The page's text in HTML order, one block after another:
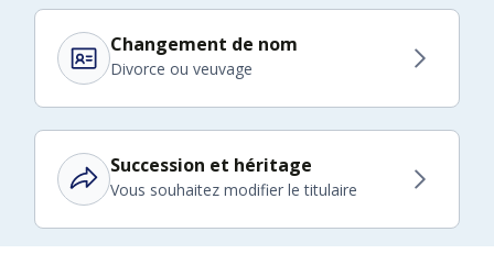
Changement de nom
Divorce ou veuvage
Succession et héritage
Vous souhaitez modifier le titulaire